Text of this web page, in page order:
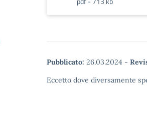
Pubblicato: 26.03.2024 -
Eccetto dove diversamente